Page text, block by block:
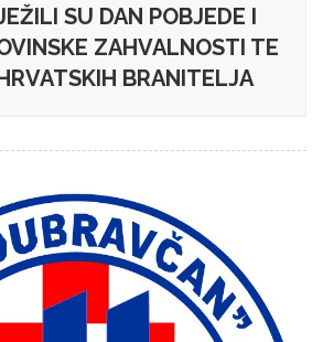
SU DAN POBJEDE I
ZAHVALNOSTI TE
BRANITELJA